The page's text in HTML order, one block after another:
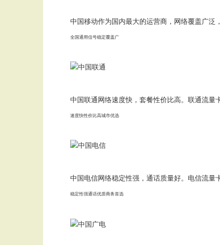
中国移动作为国内最大的运营商，网络覆盖广泛
全国通用信号稳定覆盖广
中国联通网络速度快，套餐性价比高。联通流量
速度快性价比高城市优选
中国电信网络稳定性强，通话质量好。电信流量
稳定性强通话优质商务首选